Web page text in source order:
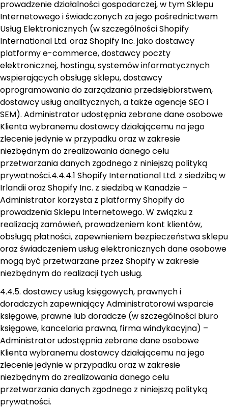
prowadzenie działalności gospodarczej, w tym Sklepu
Internetowego i świadczonych za jego pośrednictwem
Usług Elektronicznych (w szczególności Shopify
International Ltd. oraz Shopify Inc. jako dostawcy
platformy e-commerce, dostawcy poczty
elektronicznej, hostingu, systemów informatycznych
wspierających obsługę sklepu, dostawcy
oprogramowania do zarządzania przedsiębiorstwem,
dostawcy usług analitycznych, a także agencje SEO i
SEM). Administrator udostępnia zebrane dane osobowe
Klienta wybranemu dostawcy działającemu na jego
zlecenie jedynie w przypadku oraz w zakresie
niezbędnym do zrealizowania danego celu
przetwarzania danych zgodnego z niniejszą polityką
prywatności.4.4.4.1 Shopify International Ltd. z siedzibą w
Irlandii oraz Shopify Inc. z siedzibą w Kanadzie –
Administrator korzysta z platformy Shopify do
prowadzenia Sklepu Internetowego. W związku z
realizacją zamówień, prowadzeniem kont klientów,
obsługą płatności, zapewnieniem bezpieczeństwa sklepu
oraz świadczeniem usług elektronicznych dane osobowe
mogą być przetwarzane przez Shopify w zakresie
niezbędnym do realizacji tych usług.
4.4.5. dostawcy usług księgowych, prawnych i
doradczych zapewniający Administratorowi wsparcie
księgowe, prawne lub doradcze (w szczególności biuro
księgowe, kancelaria prawna, firma windykacyjna) –
Administrator udostępnia zebrane dane osobowe
Klienta wybranemu dostawcy działającemu na jego
zlecenie jedynie w przypadku oraz w zakresie
niezbędnym do zrealizowania danego celu
przetwarzania danych zgodnego z niniejszą polityką
prywatności.